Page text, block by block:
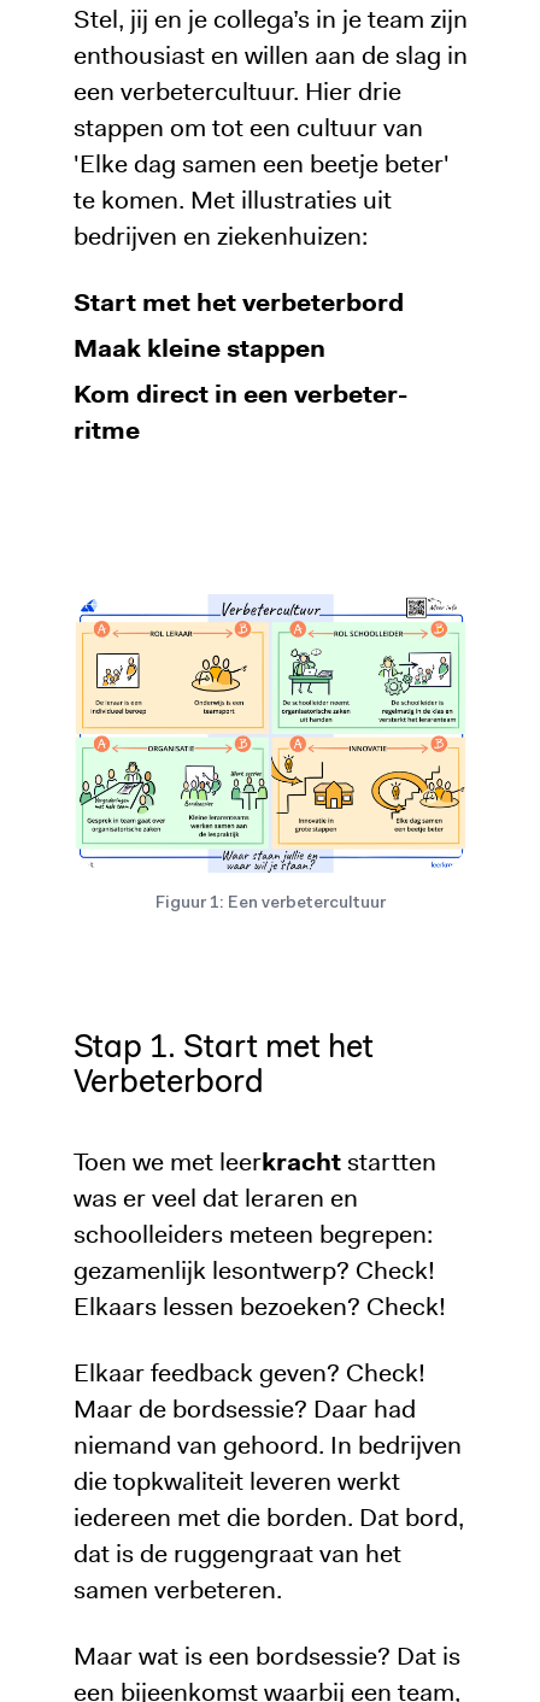
Stel, jij en je collega’s in je team zijn
enthousiast en willen aan de slag in
een verbetercultuur. Hier drie
stappen om tot een cultuur van
'Elke dag samen een beetje beter'
te komen. Met illustraties uit
bedrijven en ziekenhuizen:
Start met het verbeterbord
Maak kleine stappen
Kom direct in een verbeter-
ritme
Figuur 1: Een verbetercultuur
Stap 1. Start met het
Verbeterbord
Toen we met leerkrachtstartten
was er veel dat leraren en
schoolleiders meteen begrepen:
gezamenlijk lesontwerp? Check!
Elkaars lessen bezoeken? Check!
Elkaar feedback geven? Check!
Maar de bordsessie? Daar had
niemand van gehoord. In bedrijven
die topkwaliteit leveren werkt
iedereen met die borden. Dat bord,
dat is de ruggengraat van het
samen verbeteren.
Maar wat is een bordsessie? Dat is
een bijeenkomst waarbij een team,